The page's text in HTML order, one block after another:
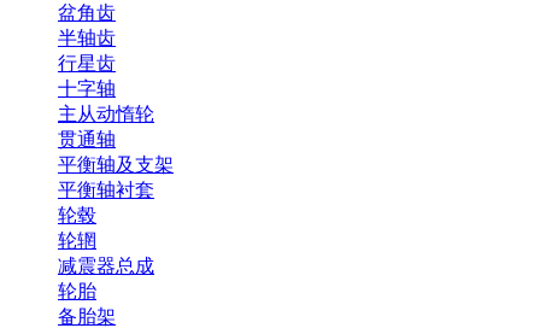
盆角齿
半轴齿
行星齿
十字轴
主从动惰轮
贯通轴
平衡轴及支架
平衡轴衬套
轮毂
轮辋
减震器总成
轮胎
备胎架